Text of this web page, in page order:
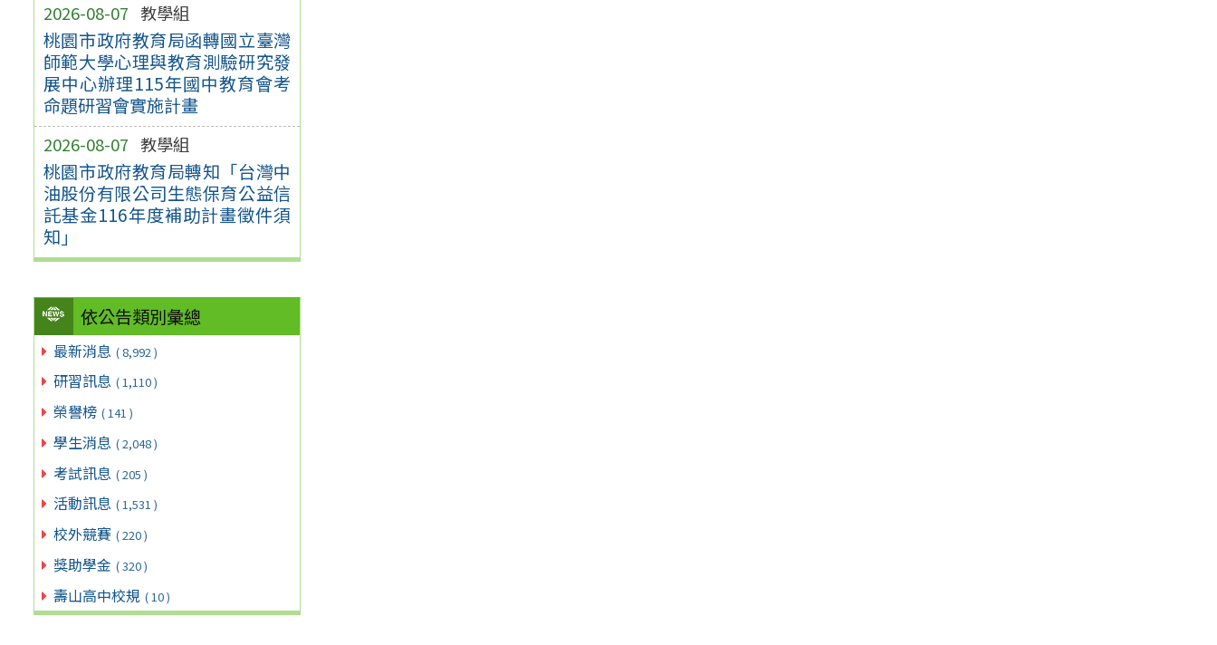
2026-08-07 教學組
桃園市政府教育局函轉國立臺灣
師範大學心理與教育測驗研究發
展中心辦理115年國中教育會考
命題研習會實施計畫
2026-08-07 教學組
桃園市政府教育局轉知「台灣中
油股份有限公司生態保育公益信
託基金116年度補助計畫徵件須
知」
依公告類別彙總
最新消息 ( 8,992 )
研習訊息 ( 1,110 )
榮譽榜 ( 141 )
學生消息 ( 2,048 )
考試訊息 ( 205 )
活動訊息 ( 1,531 )
校外競賽 ( 220 )
獎助學金 ( 320 )
壽山高中校規 ( 10 )